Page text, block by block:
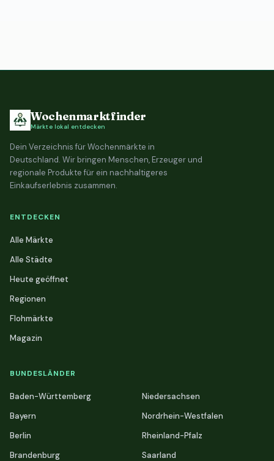
Wochenmarktfinder
Märkte lokal entdecken
Dein Verzeichnis für Wochenmärkte in
Deutschland. Wir bringen Menschen, Erzeuger und
regionale Produkte für ein nachhaltigeres
Einkaufserlebnis zusammen.
ENTDECKEN
Alle Märkte
Alle Städte
Heute geöffnet
Regionen
Flohmärkte
Magazin
BUNDESLÄNDER
Baden-Württemberg
Bayern
Berlin
Brandenburg
Niedersachsen
Nordrhein-Westfalen
Rheinland-Pfalz
Saarland